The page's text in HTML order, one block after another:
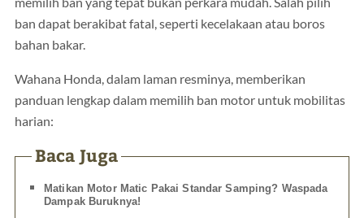
ban dapat berakibat fatal, seperti kecelakaan atau boros
bahan bakar.
Wahana Honda, dalam laman resminya, memberikan
panduan lengkap dalam memilih ban motor untuk mobilitas
harian:
Baca Juga
Matikan Motor Matic Pakai Standar Samping? Waspada
Dampak Buruknya!